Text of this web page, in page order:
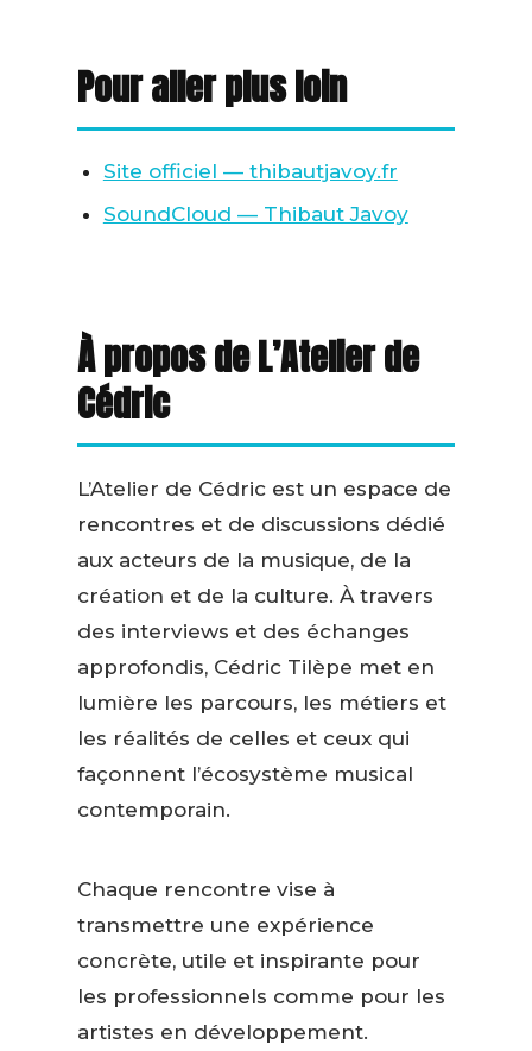
Pour aller plus loin
Site officiel — thibautjavoy.fr
SoundCloud — Thibaut Javoy
À propos de L’Atelier de
Cédric
L’Atelier de Cédric est un espace de
rencontres et de discussions dédié
aux acteurs de la musique, de la
création et de la culture. À travers
des interviews et des échanges
approfondis, Cédric Tilèpe met en
lumière les parcours, les métiers et
les réalités de celles et ceux qui
façonnent l’écosystème musical
contemporain.
Chaque rencontre vise à
transmettre une expérience
concrète, utile et inspirante pour
les professionnels comme pour les
artistes en développement.